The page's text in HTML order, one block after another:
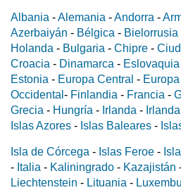
Albania -Alemania -Andorra -
Azerbaiyán - Bélgica - Bielorrusia
Holanda - Bulgaria - Chipre -
Croacia - Dinamarca - Eslovaquia
Estonia - Europa Central - Europa
Occidental - Finlandia - Francia -
Grecia - Hungría - Irlanda -
Islas Azores - Islas Baleares -
Isla de Córcega - Islas Feroe -
- Italia - Kaliningrado - Kazajistán
Liechtenstein - Lituania -